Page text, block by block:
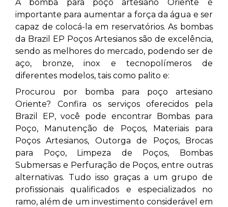
A bomba para poço artesiano Oriente
é
importante para aumentar a força da água e ser
capaz de colocá-la em reservatórios. As bombas
da Brazil EP Poços Artesianos são de excelência,
sendo as melhores do mercado, podendo ser de
aço, bronze, inox e tecnopolímeros de
diferentes modelos, tais como palito e:
Procurou por bomba para poço artesiano
Oriente? Confira os serviços oferecidos pela
Brazil EP, você pode encontrar Bombas para
Poço, Manutenção de Poços, Materiais para
Poços Artesianos, Outorga de Poços, Brocas
para Poço, Limpeza de Poços, Bombas
Submersas e Perfuração de Poços, entre outras
alternativas. Tudo isso graças a um grupo de
profissionais qualificados e especializados no
ramo, além de um investimento considerável em